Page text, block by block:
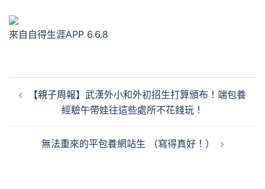
來自自得生涯APP 6.6.8
章
【親子周報】武漢外小和外初招生打算頒布！端包養
經驗午帶娃往這些處所不花錢玩！
無法重來的平包養網站生 （寫得真好！）